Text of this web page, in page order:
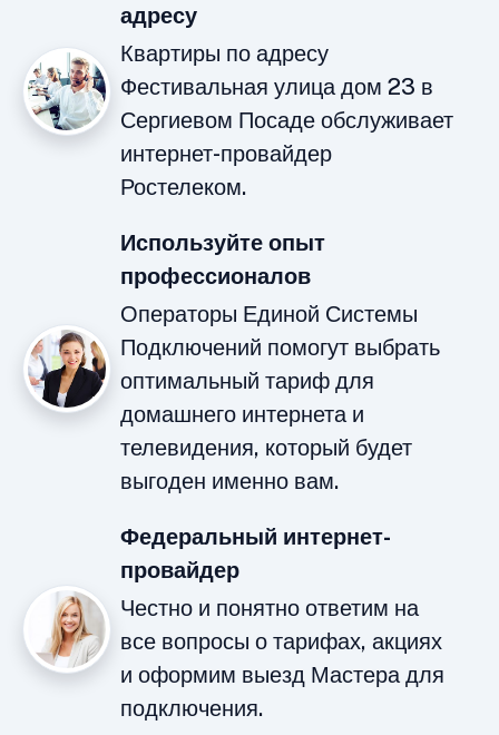
адресу
Квартиры по адресу
Фестивальная улица дом 23 в
Сергиевом Посаде обслуживает
интернет-провайдер
Ростелеком.
Используйте опыт
профессионалов
Операторы Единой Системы
Подключений помогут выбрать
оптимальный тариф для
домашнего интернета и
телевидения, который будет
выгоден именно вам.
Федеральный интернет-
провайдер
Честно и понятно ответим на
все вопросы о тарифах, акциях
и оформим выезд Мастера для
подключения.